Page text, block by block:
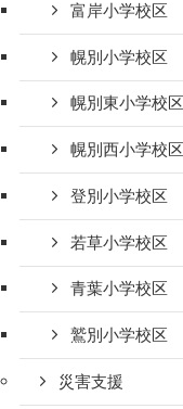
富岸小学校区
幌別小学校区
幌別東小学校区
幌別西小学校区
登別小学校区
若草小学校区
青葉小学校区
鷲別小学校区
災害支援